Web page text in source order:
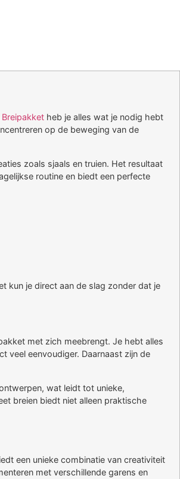
Breipakket heb je alles wat je nodig hebt
op de beweging van de
zoals sjaals en truien. Het resultaat
routine en biedt een perfecte
kun je direct aan de slag zonder dat je
met zich meebrengt. Je hebt alles
veel eenvoudiger. Daarnaast zijn de
wat leidt tot unieke,
breien biedt niet alleen praktische
een unieke combinatie van creativiteit
met verschillende garens en